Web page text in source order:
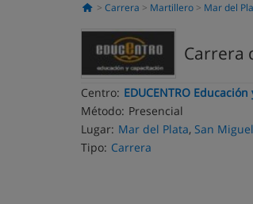
Carrera Martillero Mar del
Carrera
Centro: EDUCENTRO
Método: Presencial
Lugar: Mar del Plata, San
Tipo: Carrera